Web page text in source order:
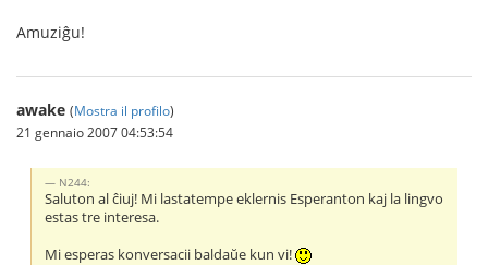
Amuziĝu!
awake (Mostra il profilo)
21 gennaio 2007 04:53:54
N244:
Saluton al ĉiuj! Mi lastatempe eklernis Esperanton kaj la lingvo
estas tre interesa.
Mi esperas konversacii baldaŭe kun vi!